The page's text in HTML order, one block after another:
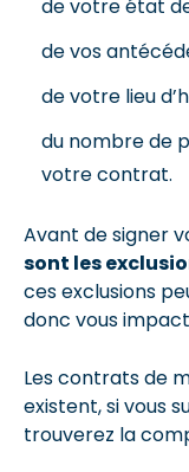
de votre état
de vos
de votre lieu
du nombre de
votre contrat.
Avant de signer
sont les
ces exclusions
donc vous
Les contrats de
existent, si vous
trouverez la